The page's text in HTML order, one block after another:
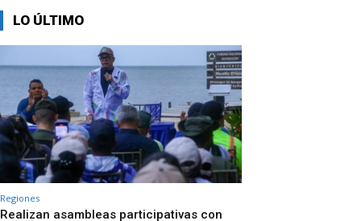
LO ÚLTIMO
Regiones
Realizan asambleas participativas con